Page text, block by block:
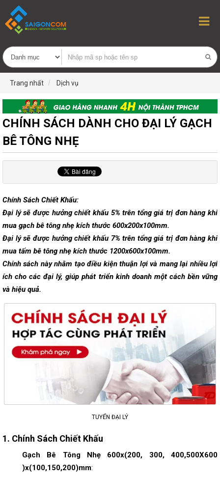
Trang nhất Dịch vụ
CHÍNH SÁCH DÀNH CHO ĐẠI LÝ GẠCH
BÊ TÔNG NHẸ
Chính Sách Chiết Khấu:
Đại lý sẽ được hưởng chiết khấu 5% trên tổng giá trị đơn hàng khi
mua gạch bê tông nhẹ kích thước 600x200x100mm.
Đại lý sẽ được hưởng chiết khấu 7% trên tổng giá trị đơn hàng khi
mua tấm bê tông nhẹ kích thước 1200x600x100mm.
Chính sách này nhằm tạo điều kiện thuận lợi và mang lại nhiều lợi
ích cho các đại lý, giúp phát triển kinh doanh một cách bền vững
và hiệu quả.
TUYỂN ĐẠI LÝ
1. Chính Sách Chiết Khấu
Gạch Bê Tông Nhẹ 600x(200, 300, 400,500X600
)x(100,150,200)mm: